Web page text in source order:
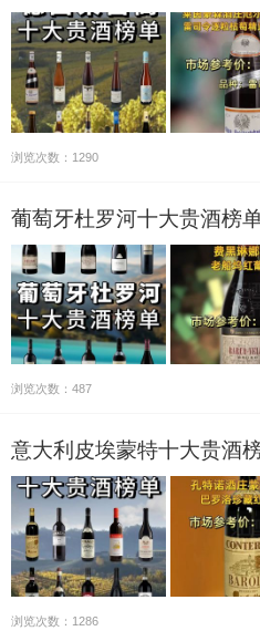
浏览次数：1290
葡萄牙杜罗河十大贵酒榜
浏览次数：487
意大利皮埃蒙特十大贵酒
浏览次数：1286